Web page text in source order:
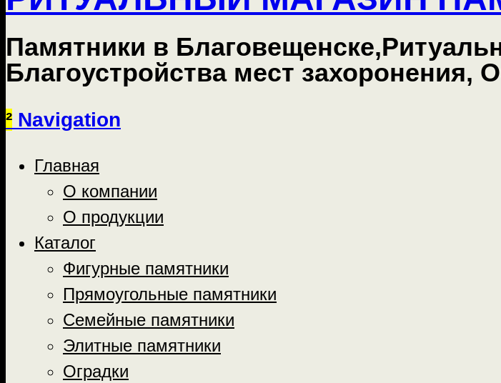
Памятники в
Благоустройства мест захоронения,
² Navigation
Главная
О компании
О продукции
Каталог
Фигурные памятники
Прямоугольные памятники
Семейные памятники
Элитные памятники
Оградки